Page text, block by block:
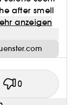
after smell
anzeigen
0